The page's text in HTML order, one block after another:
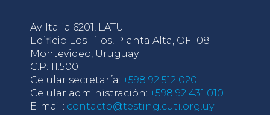
Av. Italia 6201, LATU
Edificio Los Tilos, Planta Alta, OF.108
Montevideo, Uruguay
C.P: 11.500
Celular secretaría: +598 92 512 020
Celular administración: +598 92 431 010
E-mail: contacto@testing.cuti.org.uy